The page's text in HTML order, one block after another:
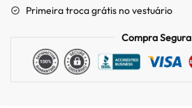
Primeira troca grátis no vestuário
Compra Segura